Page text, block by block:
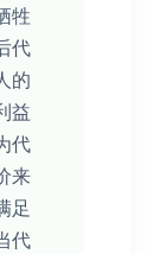
牲
代
的
益
代
来
足
代